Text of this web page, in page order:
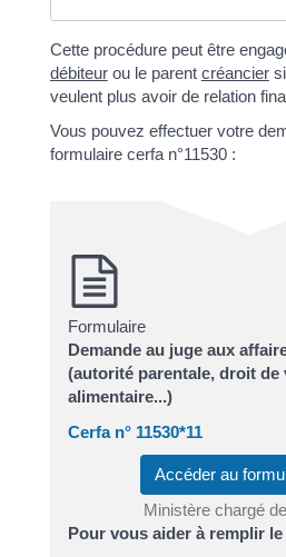
Cette procédure peut être
débiteurou le parent créancier
veulent plus avoir de relation
Vous pouvez effectuer votre
formulaire cerfa n°11530 :
Formulaire
Demande au juge aux
(autorité parentale, droit de
alimentaire...)
Cerfa n° 11530*11
Accéder au
Ministère chargé
Pour vous aider à remplir